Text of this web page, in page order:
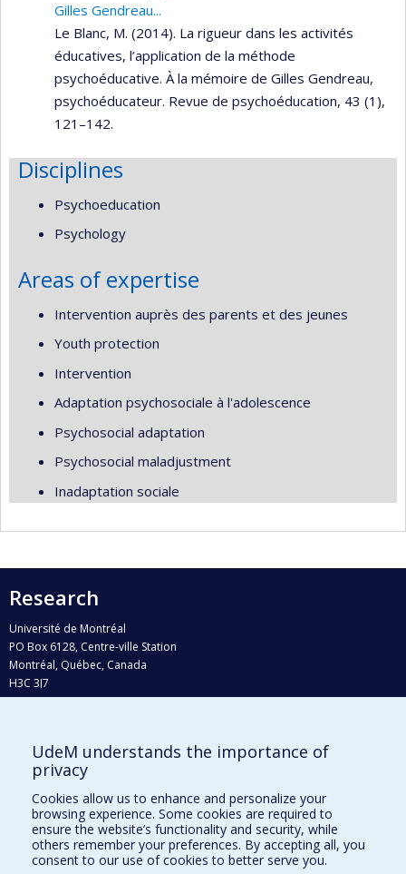
Gilles Gendreau...
Le Blanc, M. (2014). La rigueur dans les activités
éducatives, l’application de la méthode
psychoéducative. À la mémoire de Gilles Gendreau,
psychoéducateur. Revue de psychoéducation, 43 (1),
121–142.
Disciplines
Psychoeducation
Psychology
Areas of expertise
Intervention auprès des parents et des jeunes
Youth protection
Intervention
Adaptation psychosociale à l'adolescence
Psychosocial adaptation
Psychosocial maladjustment
Inadaptation sociale
Research
Université de Montréal
PO Box 6128, Centre-ville Station
Montréal, Québec, Canada
H3C 3J7
Who does what?
Find us
Site map
Accessibility
UdeM understands the importance of
privacy
Cookies allow us to enhance and personalize your
browsing experience. Some cookies are required to
ensure the website’s functionality and security, while
others remember your preferences. By accepting all, you
consent to our use of cookies to better serve you.